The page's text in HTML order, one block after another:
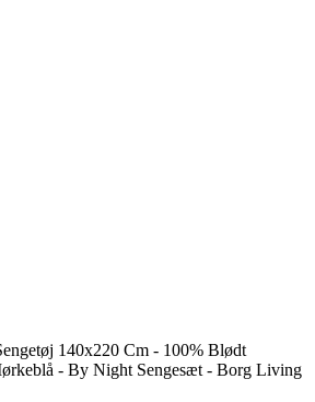
140x220 Cm - 100% Blødt
- By Night Sengesæt - Borg Living